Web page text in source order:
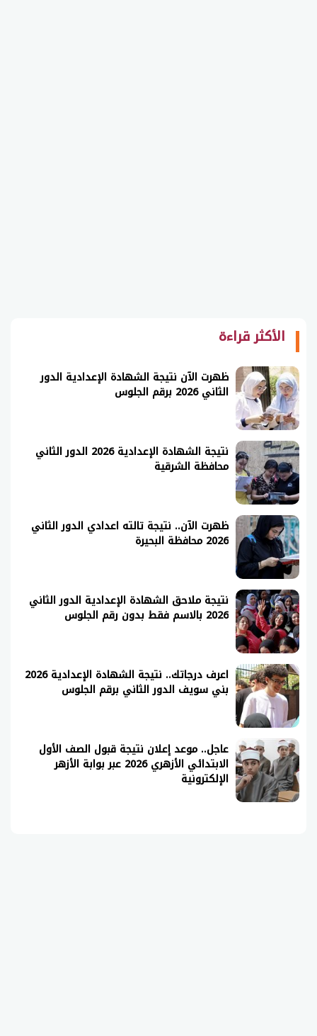
الأكثر قراءة
ظهرت الآن نتيجة الشهادة الإعدادية الدور
الثاني 2026 برقم الجلوس
نتيجة الشهادة الإعدادية 2026 الدور الثاني
محافظة الشرقية
ظهرت الآن.. نتيجة تالته اعدادي الدور الثاني
2026 محافظة البحيرة
نتيجة ملاحق الشهادة الإعدادية الدور الثاني
2026 بالاسم فقط بدون رقم الجلوس
اعرف درجاتك.. نتيجة الشهادة الإعدادية 2026
بني سويف الدور الثاني برقم الجلوس
عاجل.. موعد إعلان نتيجة قبول الصف الأول
الابتدائي الأزهري 2026 عبر بوابة الأزهر
الإلكترونية